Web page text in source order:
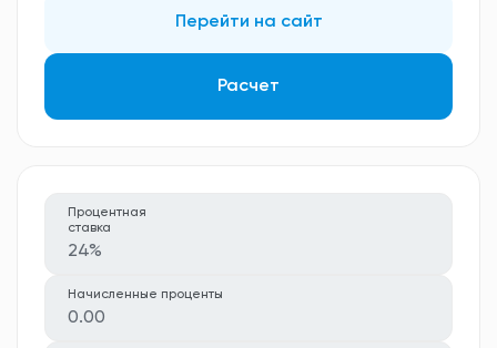
Перейти на сайт
Расчет
Процентная
ставка
24%
Начисленные проценты
0.00